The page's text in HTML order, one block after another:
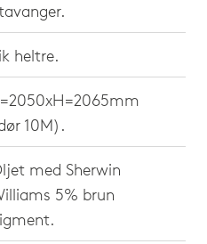
heltre.
10M).
med Sherwin
5% brun